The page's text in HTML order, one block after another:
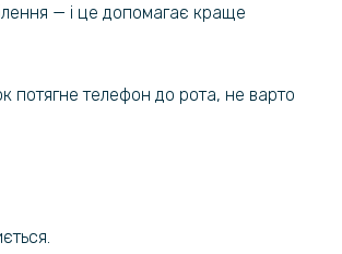
— і це допомагає краще
потягне телефон до рота, не варто